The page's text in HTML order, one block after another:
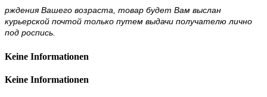
рждения Вашего возраста, товар будет Вам выслан
курьерской почтой только путем выдачи получателю лично
под роспись.
Keine Informationen
Keine Informationen